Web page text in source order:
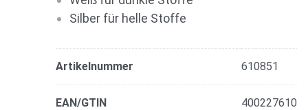
Silber für helle Stoffe
Artikelnummer 610851
EAN/GTIN